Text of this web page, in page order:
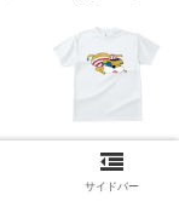
サイドバー